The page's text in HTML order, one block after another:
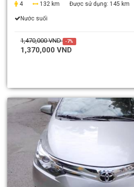
4
132 km Được sử dụng: 145 km
Nước suối
1,470,000 VND -7%
1,370,000 VND